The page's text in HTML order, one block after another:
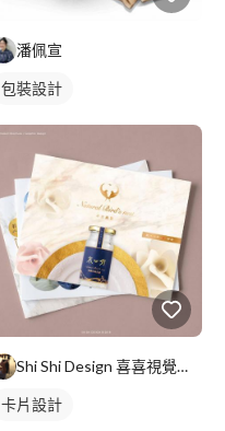
潘佩宣
包裝設計
Shi Shi Design 喜喜視覺整合設計
卡片設計